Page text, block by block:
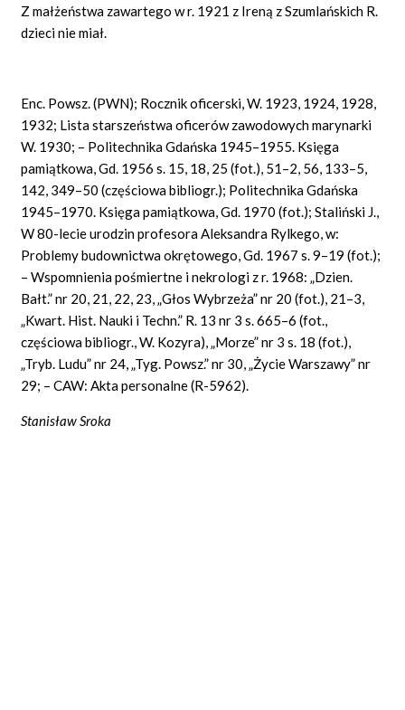
Z małżeństwa zawartego w r. 1921 z Ireną z Szumlańskich R.
dzieci nie miał.
Enc. Powsz. (PWN); Rocznik oficerski, W. 1923, 1924, 1928,
1932; Lista starszeństwa oficerów zawodowych marynarki
W. 1930; – Politechnika Gdańska 1945–1955. Księga
pamiątkowa, Gd. 1956 s. 15, 18, 25 (fot.), 51–2, 56, 133–5,
142, 349–50 (częściowa bibliogr.); Politechnika Gdańska
1945–1970. Księga pamiątkowa, Gd. 1970 (fot.); Staliński J.,
W 80-lecie urodzin profesora Aleksandra Rylkego, w:
Problemy budownictwa okrętowego, Gd. 1967 s. 9–19 (fot.);
– Wspomnienia pośmiertne i nekrologi z r. 1968: „Dzien.
Bałt.” nr 20, 21, 22, 23, „Głos Wybrzeża” nr 20 (fot.), 21–3,
„Kwart. Hist. Nauki i Techn.” R. 13 nr 3 s. 665–6 (fot.,
częściowa bibliogr., W. Kozyra), „Morze” nr 3 s. 18 (fot.),
„Tryb. Ludu” nr 24, „Tyg. Powsz.” nr 30, „Życie Warszawy” nr
29; – CAW: Akta personalne (R-5962).
Stanisław Sroka